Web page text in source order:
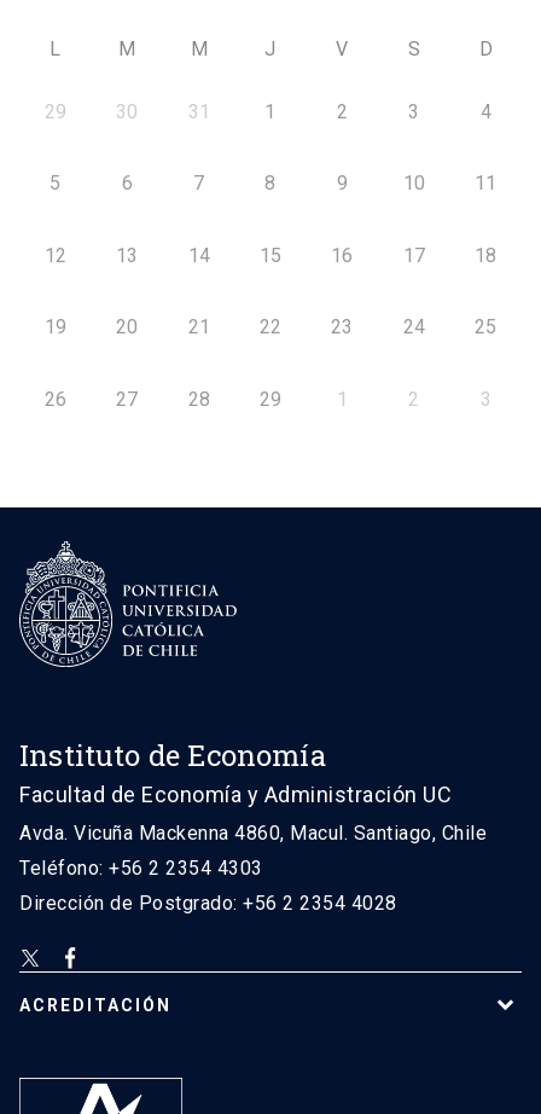
L M M J V S D
29 30 31 1 2 3 4
5 6 7 8 9 10 11
12 13 14 15 16 17 18
19 20 21 22 23 24 25
26 27 28 29 1 2 3
Instituto de Economía
Facultad de Economía y Administración UC
Avda. Vicuña Mackenna 4860, Macul. Santiago, Chile
Teléfono: +56 2 2354 4303
Dirección de Postgrado: +56 2 2354 4028
ACREDITACIÓN